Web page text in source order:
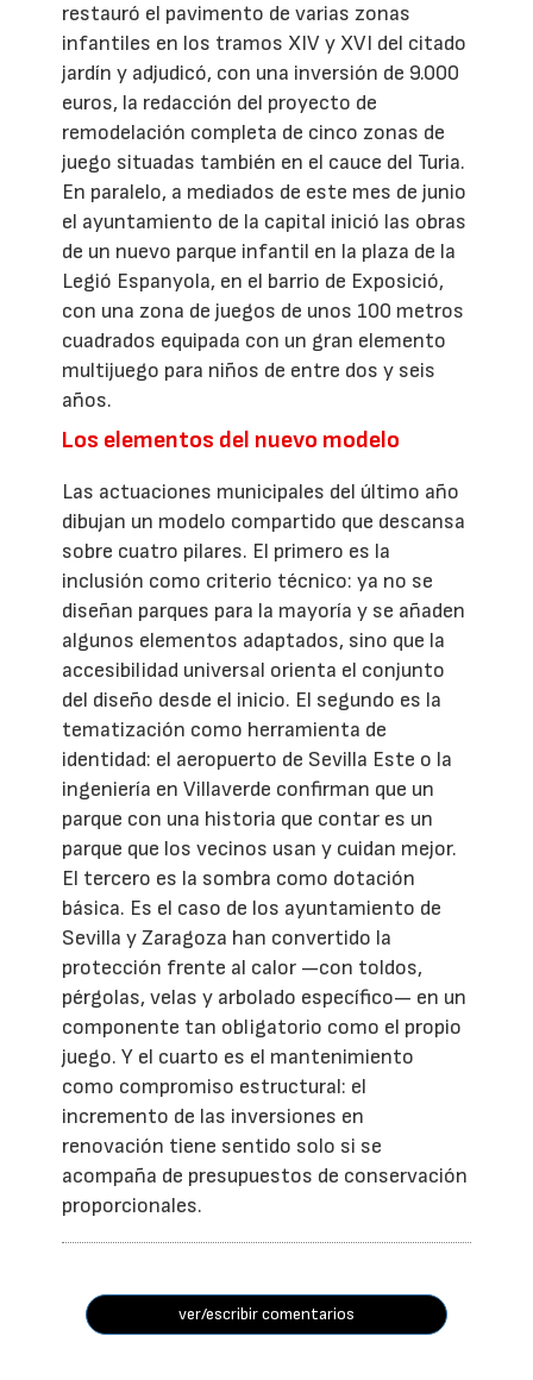
restauró el pavimento de varias zonas
infantiles en los tramos XIV y XVI del citado
jardín y adjudicó, con una inversión de 9.000
euros, la redacción del proyecto de
remodelación completa de cinco zonas de
juego situadas también en el cauce del Turia.
En paralelo, a mediados de este mes de junio
el ayuntamiento de la capital inició las obras
de un nuevo parque infantil en la plaza de la
Legió Espanyola, en el barrio de Exposició,
con una zona de juegos de unos 100 metros
cuadrados equipada con un gran elemento
multijuego para niños de entre dos y seis
años.
Los elementos del nuevo modelo
Las actuaciones municipales del último año
dibujan un modelo compartido que descansa
sobre cuatro pilares. El primero es la
inclusión como criterio técnico: ya no se
diseñan parques para la mayoría y se añaden
algunos elementos adaptados, sino que la
accesibilidad universal orienta el conjunto
del diseño desde el inicio. El segundo es la
tematización como herramienta de
identidad: el aeropuerto de Sevilla Este o la
ingeniería en Villaverde confirman que un
parque con una historia que contar es un
parque que los vecinos usan y cuidan mejor.
El tercero es la sombra como dotación
básica. Es el caso de los ayuntamiento de
Sevilla y Zaragoza han convertido la
protección frente al calor —con toldos,
pérgolas, velas y arbolado específico— en un
componente tan obligatorio como el propio
juego. Y el cuarto es el mantenimiento
como compromiso estructural: el
incremento de las inversiones en
renovación tiene sentido solo si se
acompaña de presupuestos de conservación
proporcionales.
ver/escribir comentarios